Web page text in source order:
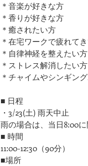
​＊音楽が好きな方
​＊香りが好きな方
​＊癒されたい方
＊在宅ワークで疲れて
＊自律神経を整えたい方
​＊ストレス解消したい方
＊チャイムやシンギン
■ 日程
・3/23(土) 雨天中止
雨の場合は、当日8:00
■ 時間
11:00-12:30（90分）
■場所